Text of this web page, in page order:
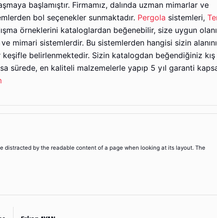
başlamıştır. Firmamız, dalında uzman mimarlar ve
bol seçenekler sunmaktadır. Pergola sistemleri,
örneklerini kataloglardan beğenebilir, size uygun olanı
mimari sistemlerdir. Bu sistemlerden hangisi sizin
belirlenmektedir. Sizin katalogdan beğendiğiniz kış
sürede, en kaliteli malzemelerle yapıp 5 yıl garanti
distracted by the readable content of a page when looking at its layout. The